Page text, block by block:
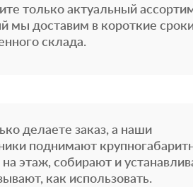
только актуальный
мы доставим в короткие
склада.
делаете заказ, а наши
поднимают
этаж, собирают и
как использовать.